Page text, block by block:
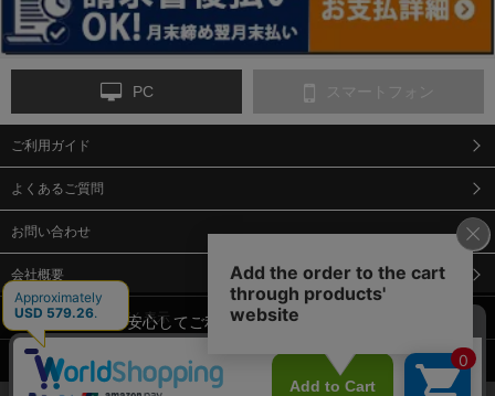
9-点字マット・タイ
12-安全ベスト
13-誘導灯・誘導棒・
合図灯・手旗
14-ライフジャケット
PC スマートフォン
ご利用ガイド
よくあるご質問
お問い合わせ
会社概要
特定商取引法に基づく表示
個人情報保護方針
当サイトでは、安心してご利用いただくため（なりすまし防止
等）、またサイトの利便性向上のため、クッキー(Cookie)を使用
しています。 サイトのクッキー(Cookie)の使用に関しては、「プ